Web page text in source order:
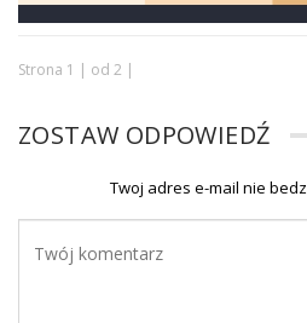
Strona 1 | od 2 |
ZOSTAW ODPOWIEDŹ
Twoj adres e-mail nie